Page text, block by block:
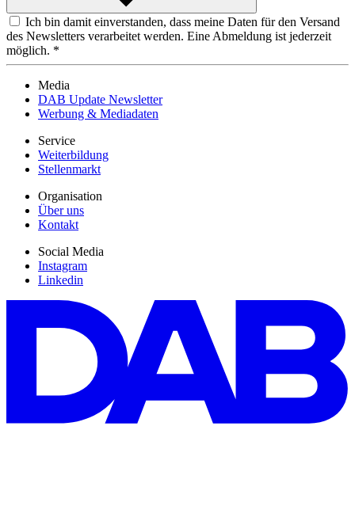
Ich bin damit einverstanden, dass meine Daten für den Versand
des Newsletters verarbeitet werden. Eine Abmeldung ist jederzeit
möglich. *
Media
DAB Update Newsletter
Werbung & Mediadaten
Service
Weiterbildung
Stellenmarkt
Organisation
Über uns
Kontakt
Social Media
Instagram
Linkedin